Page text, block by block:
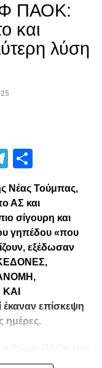
Telegram
ΠΑΟΚ:
και
λύση
Telegram
Νέας Τούμπας,
ΑΣ και
σίγουρη και
γηπέδου «που
εξέδωσαν
επίσκεψη
ημέρες.
το καλό του